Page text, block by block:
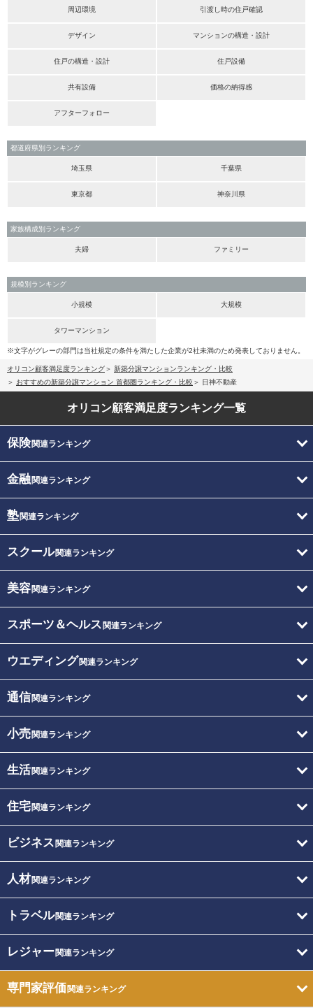
周辺環境 引渡し時の住戸確認
デザイン マンションの構造・設計
住戸の構造・設計 住戸設備
共有設備 価格の納得感
アフターフォロー
都道府県別ランキング
埼玉県 千葉県
東京都 神奈川県
家族構成別ランキング
夫婦 ファミリー
規模別ランキング
小規模 大規模
タワーマンション
※文字がグレーの部門は当社規定の条件を満たした企業が2社未満のため発表しておりません。
オリコン顧客満足度ランキング
新築分譲マンションランキング・比較
おすすめの新築分譲マンション 首都圏ランキング・比較
日神不動産
オリコン顧客満足度ランキング一覧
保険関連ランキング
金融関連ランキング
塾関連ランキング
スクール関連ランキング
美容関連ランキング
スポーツ＆ヘルス 関連ランキング
ウエディング関連ランキング
通信関連ランキング
小売関連ランキング
生活関連ランキング
住宅関連ランキング
ビジネス 関連ランキング
人材関連ランキング
トラベル関連ランキング
レジャー関連ランキング
専門家評価関連ランキング